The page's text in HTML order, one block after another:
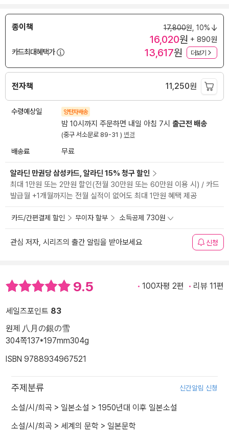
종이책 17,800원, 10%
16,020원 + 890원
카드최대혜택가
13,617원 더보기
전자책 11,250원
수령예상일 양탄자배송
밤 10시까지 주문하면 내일 아침 7시 출근전 배송
(중구 서소문로 89-31 ) 변경
배송료 무료
알라딘 만권당 삼성카드, 알라딘 15% 청구 할인
최대 1만원 또는 2만원 할인(전월 30만원 또는 60만원 이용 시) / 카드
발급월 +1개월까지는 전월 실적이 없어도 최대 1만원 혜택 제공
카드/간편결제 할인 무이자 할부 소득공제 730원
관심 저자, 시리즈의 출간 알림을 받아보세요 신청
9.5 100자평 2편 리뷰 11편
세일즈포인트 83
원제 八月の銀の雪
304쪽137*197mm304g
ISBN 9788934967521
주제분류 신간알림 신청
소설/시/희곡 > 일본소설 > 1950년대 이후 일본소설
소설/시/희곡 > 세계의 문학 > 일본문학